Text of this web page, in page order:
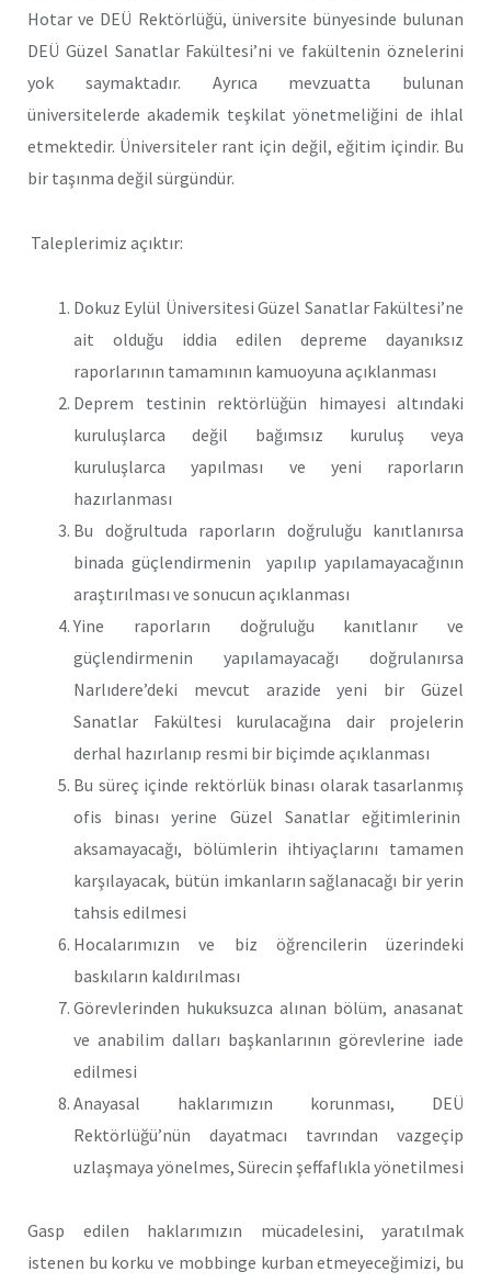
Hotar ve DEÜ Rektörlüğü, üniversite bünyesinde bulunan
DEÜ Güzel Sanatlar Fakültesi’ni ve fakültenin öznelerini
yok saymaktadır. Ayrıca mevzuatta bulunan
üniversitelerde akademik teşkilat yönetmeliğini de ihlal
etmektedir. Üniversiteler rant için değil, eğitim içindir. Bu
bir taşınma değil sürgündür.
Taleplerimiz açıktır:
Dokuz Eylül Üniversitesi Güzel Sanatlar Fakültesi’ne
ait olduğu iddia edilen depreme dayanıksız
raporlarının tamamının kamuoyuna açıklanması
Deprem testinin rektörlüğün himayesi altındaki
kuruluşlarca değil bağımsız kuruluş veya
kuruluşlarca yapılması ve yeni raporların
hazırlanması
Bu doğrultuda raporların doğruluğu kanıtlanırsa
binada güçlendirmenin yapılıp yapılamayacağının
araştırılması ve sonucun açıklanması
Yine raporların doğruluğu kanıtlanır ve
güçlendirmenin yapılamayacağı doğrulanırsa
Narlıdere’deki mevcut arazide yeni bir Güzel
Sanatlar Fakültesi kurulacağına dair projelerin
derhal hazırlanıp resmi bir biçimde açıklanması
Bu süreç içinde rektörlük binası olarak tasarlanmış
ofis binası yerine Güzel Sanatlar eğitimlerinin
aksamayacağı, bölümlerin ihtiyaçlarını tamamen
karşılayacak, bütün imkanların sağlanacağı bir yerin
tahsis edilmesi
Hocalarımızın ve biz öğrencilerin üzerindeki
baskıların kaldırılması
Görevlerinden hukuksuzca alınan bölüm, anasanat
ve anabilim dalları başkanlarının görevlerine iade
edilmesi
Anayasal haklarımızın korunması, DEÜ
Rektörlüğü’nün dayatmacı tavrından vazgeçip
uzlaşmaya yönelmes, Sürecin şeffaflıkla yönetilmesi
Gasp edilen haklarımızın mücadelesini, yaratılmak
istenen bu korku ve mobbinge kurban etmeyeceğimizi, bu